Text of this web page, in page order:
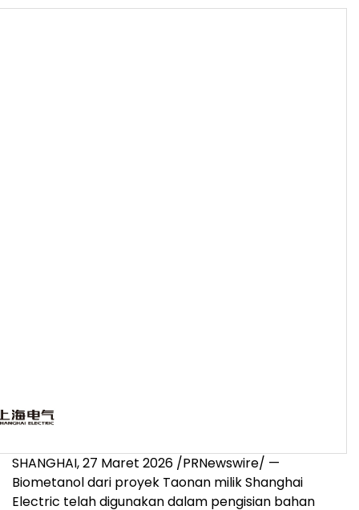
SHANGHAI,27 Maret 2026 /PRNewswire/ —
Biometanol dari proyek Taonan milik Shanghai
Electric telah digunakan dalam pengisian bahan